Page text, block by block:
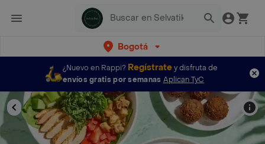
Bogotá
¿Nuevo en Rappi? Regístratey disfruta de
envíos gratis por semanas Aplican TyC